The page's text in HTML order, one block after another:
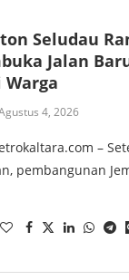
Seludau
Jalan
4, 2026
–
pembangunan